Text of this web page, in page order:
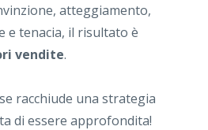
atteggiamento,
e tenacia, il risultato è
vendite.
racchiude una strategia
di essere approfondita!